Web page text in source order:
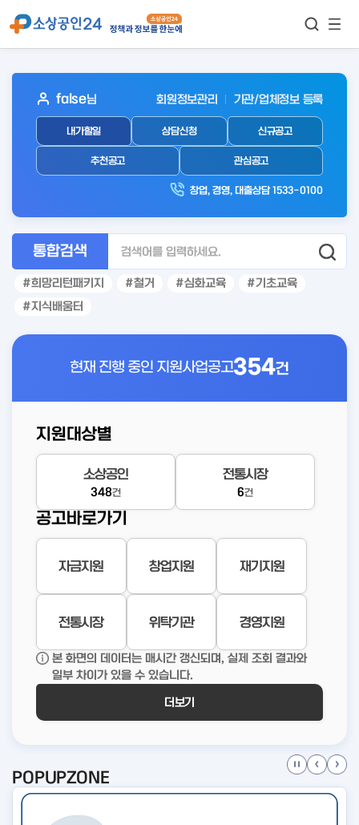
보기
아
웃
로
인
false님 회원정보관리 기관/업체정보 등록
내가할일 상담신청 신규공고
추천공고 관심공고
창업, 경영, 대출상담 1533-0100
통합검색
희망리턴패키지 철거 심화교육
기초교육
지식배움터
현재 진행 중인 지원사업공고354건
지원대상별
소상공인
348건
전통시장
6건
공고바로가기
자금지원 창업지원 재기지원
전통시장 위탁기관 경영지원
본 화면의 데이터는 매시간 갱신되며, 실제 조회 결과와
일부 차이가 있을 수 있습니다.
더보기
POPUPZONE